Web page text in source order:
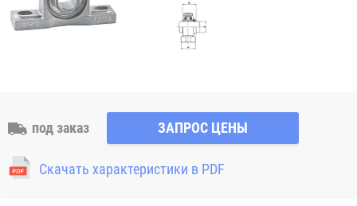
под заказ ЗАПРОС ЦЕНЫ
Скачать характеристики в PDF